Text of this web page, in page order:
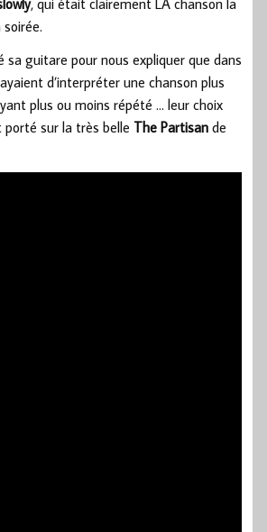
, qui était clairement LA chanson la
sa guitare pour nous expliquer que dans
d’interpréter une chanson plus
plus ou moins répété … leur choix
porté sur la très belle The Partisan de